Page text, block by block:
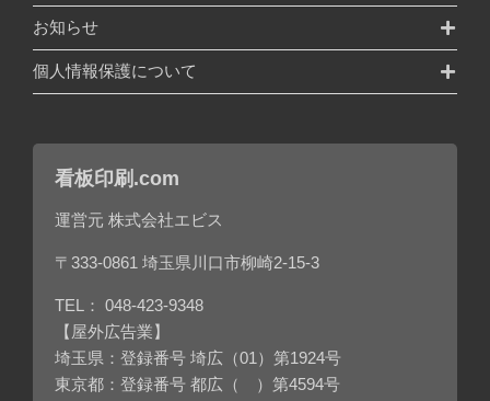
お知らせ
個人情報保護について
看板印刷.com
運営元 株式会社エビス
〒333-0861 埼玉県川口市柳崎2-15-3
TEL： 048-423-9348
【屋外広告業】
埼玉県：登録番号 埼広（01）第1924号
東京都：登録番号 都広（ ）第4594号